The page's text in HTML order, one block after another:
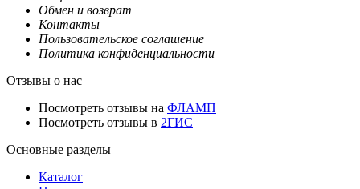
Обмен и возврат
Контакты
Пользовательское соглашение
Политика конфиденциальности
Отзывы о нас
Посмотреть отзывы на ФЛАМП
Посмотреть отзывы в 2ГИС
Основные разделы
Каталог